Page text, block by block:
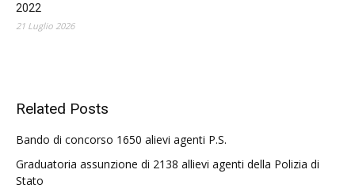
2022
21 Luglio 2026
Related Posts
Bando di concorso 1650 alievi agenti P.S.
Graduatoria assunzione di 2138 allievi agenti della Polizia di
Stato